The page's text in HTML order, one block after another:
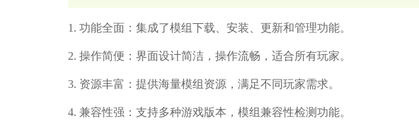
1. 功能全面：集成了模组下载、安装、更新和管理功能。
2. 操作简便：界面设计简洁，操作流畅，适合所有玩家。
3. 资源丰富：提供海量模组资源，满足不同玩家需求。
4. 兼容性强：支持多种游戏版本，模组兼容性检测功能。